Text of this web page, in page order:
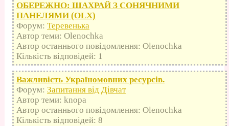
ОБЕРЕЖНО: ШАХРАЙ З СОНЯЧНИМИ
ПАНЕЛЯМИ (OLX)
Форум: Теревенька
Автор теми: Olenochka
Автор останнього повідомлення: Olenochka
Кількість відповідей: 1
Важливість Україномовних ресурсів.
Форум: Запитання від Дівчат
Автор теми: knopa
Автор останнього повідомлення: Olenochka
Кількість відповідей: 8